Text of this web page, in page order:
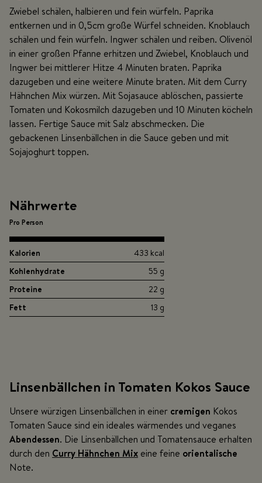
Zwiebel schälen, halbieren und fein würfeln. Paprika
entkernen und in 0,5cm große Würfel schneiden. Knoblauch
schälen und fein würfeln. Ingwer schälen und reiben. Olivenöl
in einer großen Pfanne erhitzen und Zwiebel, Knoblauch und
Ingwer bei mittlerer Hitze 4 Minuten braten. Paprika
dazugeben und eine weitere Minute braten. Mit dem Curry
Hähnchen Mix würzen. Mit Sojasauce ablöschen, passierte
Tomaten und Kokosmilch dazugeben und 10 Minuten köcheln
lassen. Fertige Sauce mit Salz abschmecken. Die
gebackenen Linsenbällchen in die Sauce geben und mit
Sojajoghurt toppen.
Nährwerte
Pro Person
Kalorien
433 kcal
Kohlenhydrate
55 g
Proteine
22 g
Fett
13 g
Linsenbällchen in Tomaten Kokos Sauce
Unsere würzigen Linsenbällchen in einer cremigen Kokos
Tomaten Sauce sind ein ideales wärmendes und veganes
Abendessen. Die Linsenbällchen und Tomatensauce erhalten
durch den Curry Hähnchen Mix eine feine orientalische
Note.